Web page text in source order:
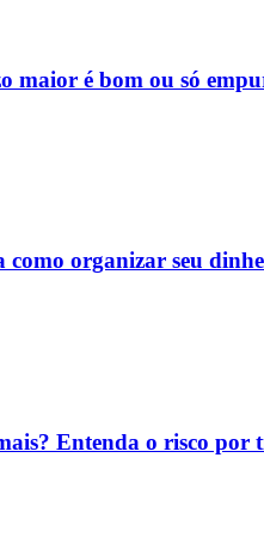
maior é bom ou só
organizar seu
Entenda o risco por